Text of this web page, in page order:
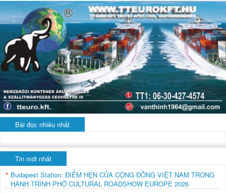
Bài đọc nhiều nhất
Tin mới nhất
Budapest Station: ĐIỂM HẸN CỦA CỘNG ĐỒNG VIỆT NAM TRONG
HÀNH TRÌNH PHỞ CULTURAL ROADSHOW EUROPE 2026